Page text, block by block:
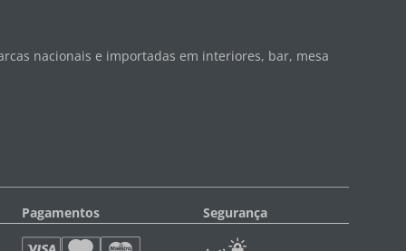
nacionais e importadas em interiores, bar, mesa
Pagamentos Segurança